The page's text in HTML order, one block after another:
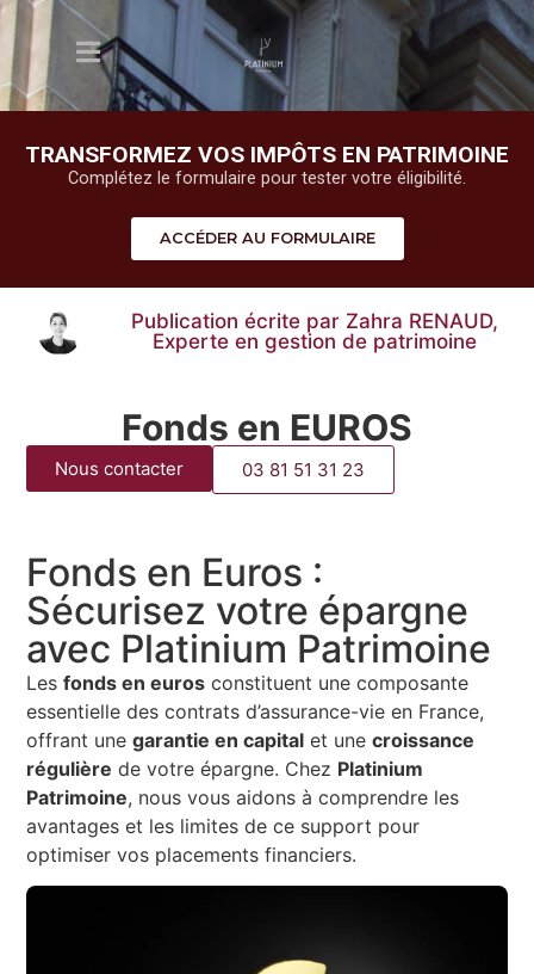
TRANSFORMEZ VOS IMPÔTS EN PATRIMOINE
Complétez le formulaire pour tester votre éligibilité.
ACCÉDER AU FORMULAIRE
Publication écrite par Zahra RENAUD,
Experte en gestion de patrimoine
Fonds en EUROS
Nous contacter 03 81 51 31 23
Fonds en Euros :
Sécurisez votre épargne
avec Platinium Patrimoine
Lesfonds en euros constituent une composante
essentielle des contrats d’assurance-vie en France,
offrant unegarantie en capital et unecroissance
régulière de votre épargne. Chez Platinium
Patrimoine, nous vous aidons à comprendre les
avantages et les limites de ce support pour
optimiser vos placements financiers.